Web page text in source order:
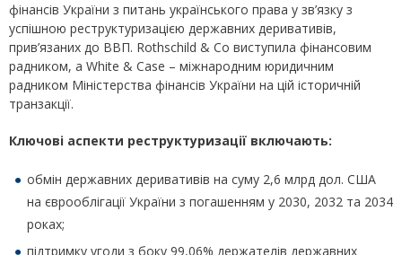
фінансів України з питань українського права у зв’язку з
успішною реструктуризацією державних деривативів,
прив’язаних до ВВП. Rothschild & Co виступила фінансовим
радником, а White & Case – міжнародним юридичним
радником Міністерства фінансів України на цій історичній
транзакції.
Ключові аспекти реструктуризації включають:
обмін державних деривативів на суму 2,6 млрд дол. США
на єврооблігації України з погашенням у 2030, 2032 та 2034
роках;
підтримку угоди з боку 99,06% держателів державних